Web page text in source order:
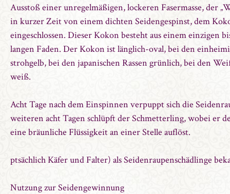
Ausstoß einer unregelmäßigen, lockeren Fasermasse, der
in kurzer Zeit von einem dichten Seidengespinst, dem
eingeschlossen. Dieser Kokon besteht aus einem einzigen
langen Faden. Der Kokon ist länglich-oval, bei den
strohgelb, bei den japanischen Rassen grünlich, bei den
weiß.
Acht Tage nach dem Einspinnen verpuppt sich die
weiteren acht Tagen schlüpft der Schmetterling, wobei er
eine bräunliche Flüssigkeit an einer Stelle auflöst.
ptsächlich Käfer und Falter) als Seidenraupenschädlinge
Nutzung zur Seidengewinnung